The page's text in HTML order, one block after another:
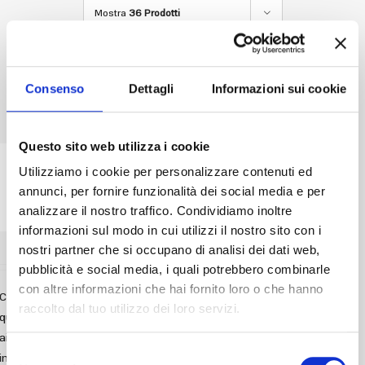
Consenso Dettagli Informazioni sui cookie
Questo sito web utilizza i cookie
Utilizziamo i cookie per personalizzare contenuti ed
annunci, per fornire funzionalità dei social media e per
analizzare il nostro traffico. Condividiamo inoltre
informazioni sul modo in cui utilizzi il nostro sito con i
nostri partner che si occupano di analisi dei dati web,
pubblicità e social media, i quali potrebbero combinarle
con altre informazioni che hai fornito loro o che hanno
raccolto dal tuo utilizzo dei loro servizi.
Selezione
Mostra 36 Prodotti
Power Low Carb
Cucinare Low Carb non è mai stato così facile! In
questo l...
€29,90 IVA Inclusa
Cucinare Low Carb non è mai stato così facile! In
questo libro trovi più di 50 ricette originali che ti
aiuteranno ad avere sempre nuove idee per mangiare
in modo diverso e per nulla noioso, anche con poco